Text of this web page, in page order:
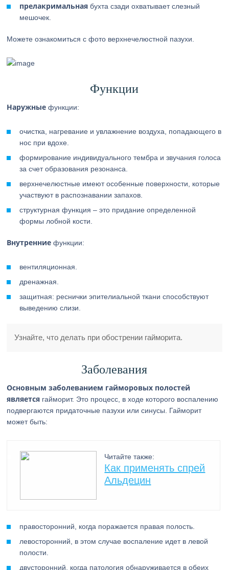
прелакримальная бухта сзади охватывает слезный
мешочек.
Можете ознакомиться с фото верхнечелюстной пазухи.
Функции
Наружные функции:
очистка, нагревание и увлажнение воздуха, попадающего в
нос при вдохе.
формирование индивидуального тембра и звучания голоса
за счет образования резонанса.
верхнечелюстные имеют особенные поверхности, которые
участвуют в распознавании запахов.
структурная функция – это придание определенной
формы лобной кости.
Внутренние функции:
вентиляционная.
дренажная.
защитная: реснички эпителиальной ткани способствуют
выведению слизи.
Узнайте, что делать при обострении гайморита.
Заболевания
Основным заболеванием гайморовых полостей
является гайморит. Это процесс, в ходе которого воспалению
подвергаются придаточные пазухи или синусы. Гайморит
может быть:
Читайте также:
Как применять спрей
Альдецин
правосторонний, когда поражается правая полость.
левосторонний, в этом случае воспаление идет в левой
полости.
двусторонний, когда патология обнаруживается в обеих